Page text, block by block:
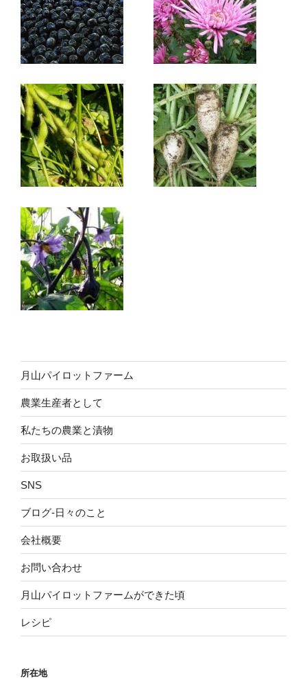
月山パイロットファーム
農業生産者として
私たちの農業と漬物
お取扱い品
SNS
ブログ-日々のこと
会社概要
お問い合わせ
月山パイロットファームができた頃
レシピ
所在地